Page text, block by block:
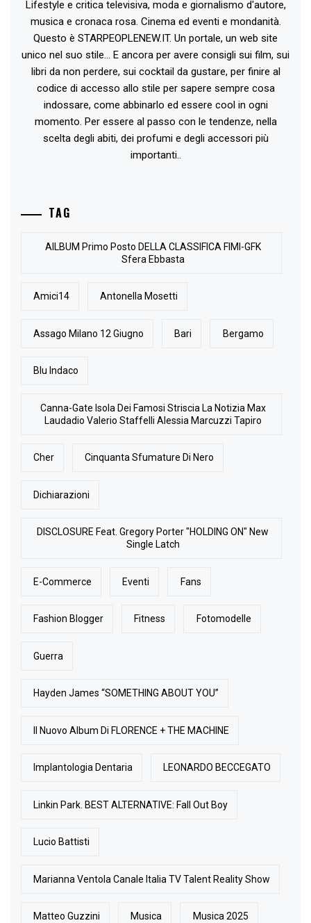
Lifestyle e critica televisiva, moda e giornalismo d'autore,
musica e cronaca rosa. Cinema ed eventi e mondanità.
Questo è STARPEOPLENEW.IT. Un portale, un web site
unico nel suo stile... E ancora per avere consigli sui film, sui
libri da non perdere, sui cocktail da gustare, per finire al
codice di accesso allo stile per sapere sempre cosa
indossare, come abbinarlo ed essere cool in ogni
momento. Per essere al passo con le tendenze, nella
scelta degli abiti, dei profumi e degli accessori più
importanti..
TAG
AlLBUM Primo Posto DELLA CLASSIFICA FIMI-GFK
Sfera Ebbasta
Amici14 Antonella Mosetti
Assago Milano 12 Giugno Bari Bergamo
Blu Indaco
Canna-Gate Isola Dei Famosi Striscia La Notizia Max
Laudadio Valerio Staffelli Alessia Marcuzzi Tapiro
Cher Cinquanta Sfumature Di Nero
Dichiarazioni
DISCLOSURE Feat. Gregory Porter "HOLDING ON" New
Single Latch
E-Commerce Eventi Fans
Fashion Blogger Fitness Fotomodelle
Guerra
Hayden James “SOMETHING ABOUT YOU”
Il Nuovo Album Di FLORENCE + THE MACHINE
Implantologia Dentaria LEONARDO BECCEGATO
Linkin Park. BEST ALTERNATIVE: Fall Out Boy
Lucio Battisti
Marianna Ventola Canale Italia TV Talent Reality Show
Matteo Guzzini Musica Musica 2025